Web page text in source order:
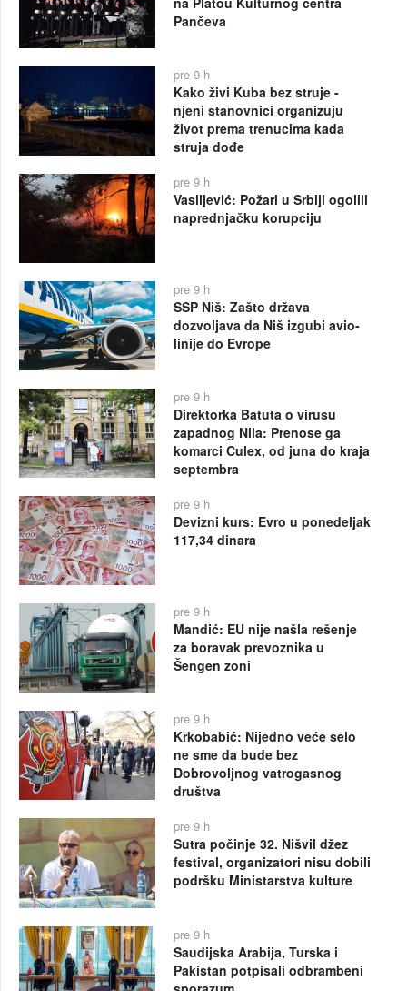
Pančeva
pre 9 h
Kako živi Kuba bez struje -
njeni stanovnici organizuju
život prema trenucima kada
struja dođe
pre 9 h
Vasiljević: Požari u Srbiji ogolili
naprednjačku korupciju
pre 9 h
SSP Niš: Zašto država
dozvoljava da Niš izgubi avio-
linije do Evrope
pre 9 h
Direktorka Batuta o virusu
zapadnog Nila: Prenose ga
komarci Culex, od juna do kraja
septembra
pre 9 h
Devizni kurs: Evro u ponedeljak
117,34 dinara
pre 9 h
Mandić: EU nije našla rešenje
za boravak prevoznika u
Šengen zoni
pre 9 h
Krkobabić: Nijedno veće selo
ne sme da bude bez
Dobrovoljnog vatrogasnog
društva
pre 9 h
Sutra počinje 32. Nišvil džez
festival, organizatori nisu dobili
podršku Ministarstva kulture
pre 9 h
Saudijska Arabija, Turska i
Pakistan potpisali odbrambeni